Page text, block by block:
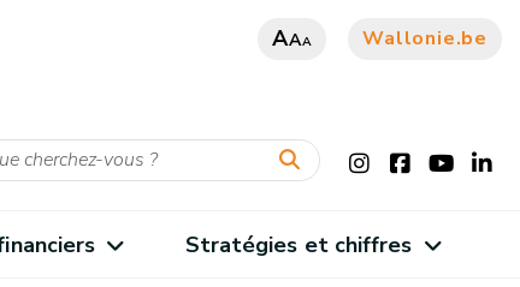
AAA Wallonie.be
Stratégies et chiffres